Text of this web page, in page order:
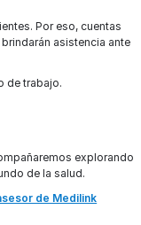
Por eso, cuentas
asistencia ante
de trabajo.
explorando
de la salud.
de Medilink